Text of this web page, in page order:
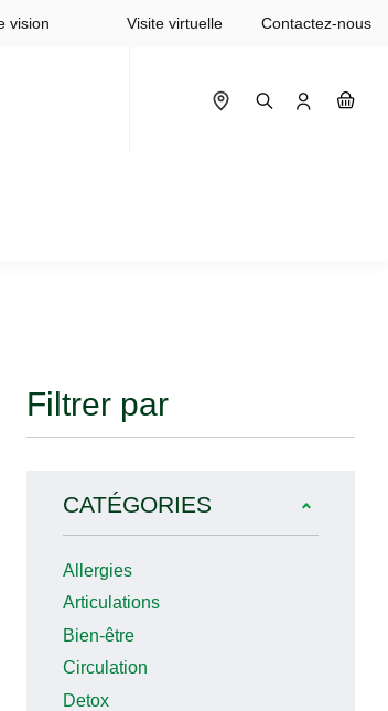
vision Visite virtuelle Contactez-nous
Filtrer par
CATÉGORIES
Allergies
Articulations
Bien-être
Circulation
Detox